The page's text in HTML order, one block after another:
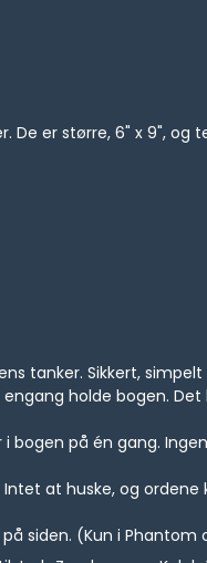
er større, 6" x 9", og
tanker. Sikkert, simpelt
holde bogen.
på én gang.
at huske, og
siden. (Kun i Phantom